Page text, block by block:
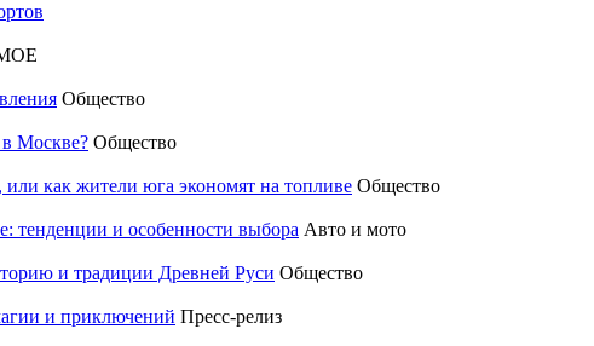
Общество
Москве? Общество
как жители юга экономят на топливе Общество
тенденции и особенности выбора Авто и мото
и традиции Древней Руси Общество
и приключений Пресс-релиз